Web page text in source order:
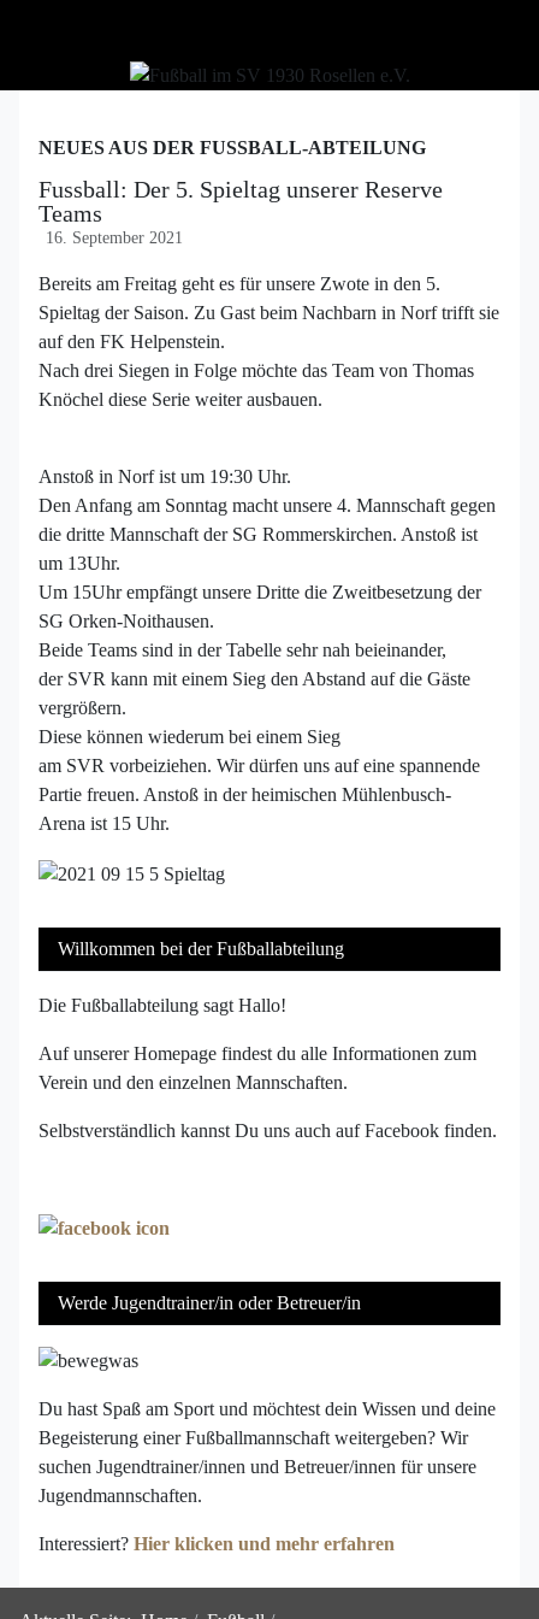
NEUES AUS DER FUSSBALL-ABTEILUNG
Fussball: Der 5. Spieltag unserer Reserve
Teams
16. September 2021
Bereits am Freitag geht es für unsere Zwote in den 5.
Spieltag der Saison. Zu Gast beim Nachbarn in Norf trifft sie
auf den FK Helpenstein.
Nach drei Siegen in Folge möchte das Team von Thomas
Knöchel diese Serie weiter ausbauen.
Anstoß in Norf ist um 19:30 Uhr.
Den Anfang am Sonntag macht unsere 4. Mannschaft gegen
die dritte Mannschaft der SG Rommerskirchen. Anstoß ist
um 13Uhr.
Um 15Uhr empfängt unsere Dritte die Zweitbesetzung der
SG Orken-Noithausen.
Beide Teams sind in der Tabelle sehr nah beieinander,
der SVR kann mit einem Sieg den Abstand auf die Gäste
vergrößern.
Diese können wiederum bei einem Sieg
am SVR vorbeiziehen. Wir dürfen uns auf eine spannende
Partie freuen. Anstoß in der heimischen Mühlenbusch-
Arena ist 15 Uhr.
Willkommen bei der Fußballabteilung
Die Fußballabteilung sagt Hallo!
Auf unserer Homepage findest du alle Informationen zum
Verein und den einzelnen Mannschaften.
Selbstverständlich kannst Du uns auch auf Facebook finden.
Werde Jugendtrainer/in oder Betreuer/in
Du hast Spaß am Sport und möchtest dein Wissen und deine
Begeisterung einer Fußballmannschaft weitergeben? Wir
suchen Jugendtrainer/innen und Betreuer/innen für unsere
Jugendmannschaften.
Interessiert? Hier klicken und mehr erfahren